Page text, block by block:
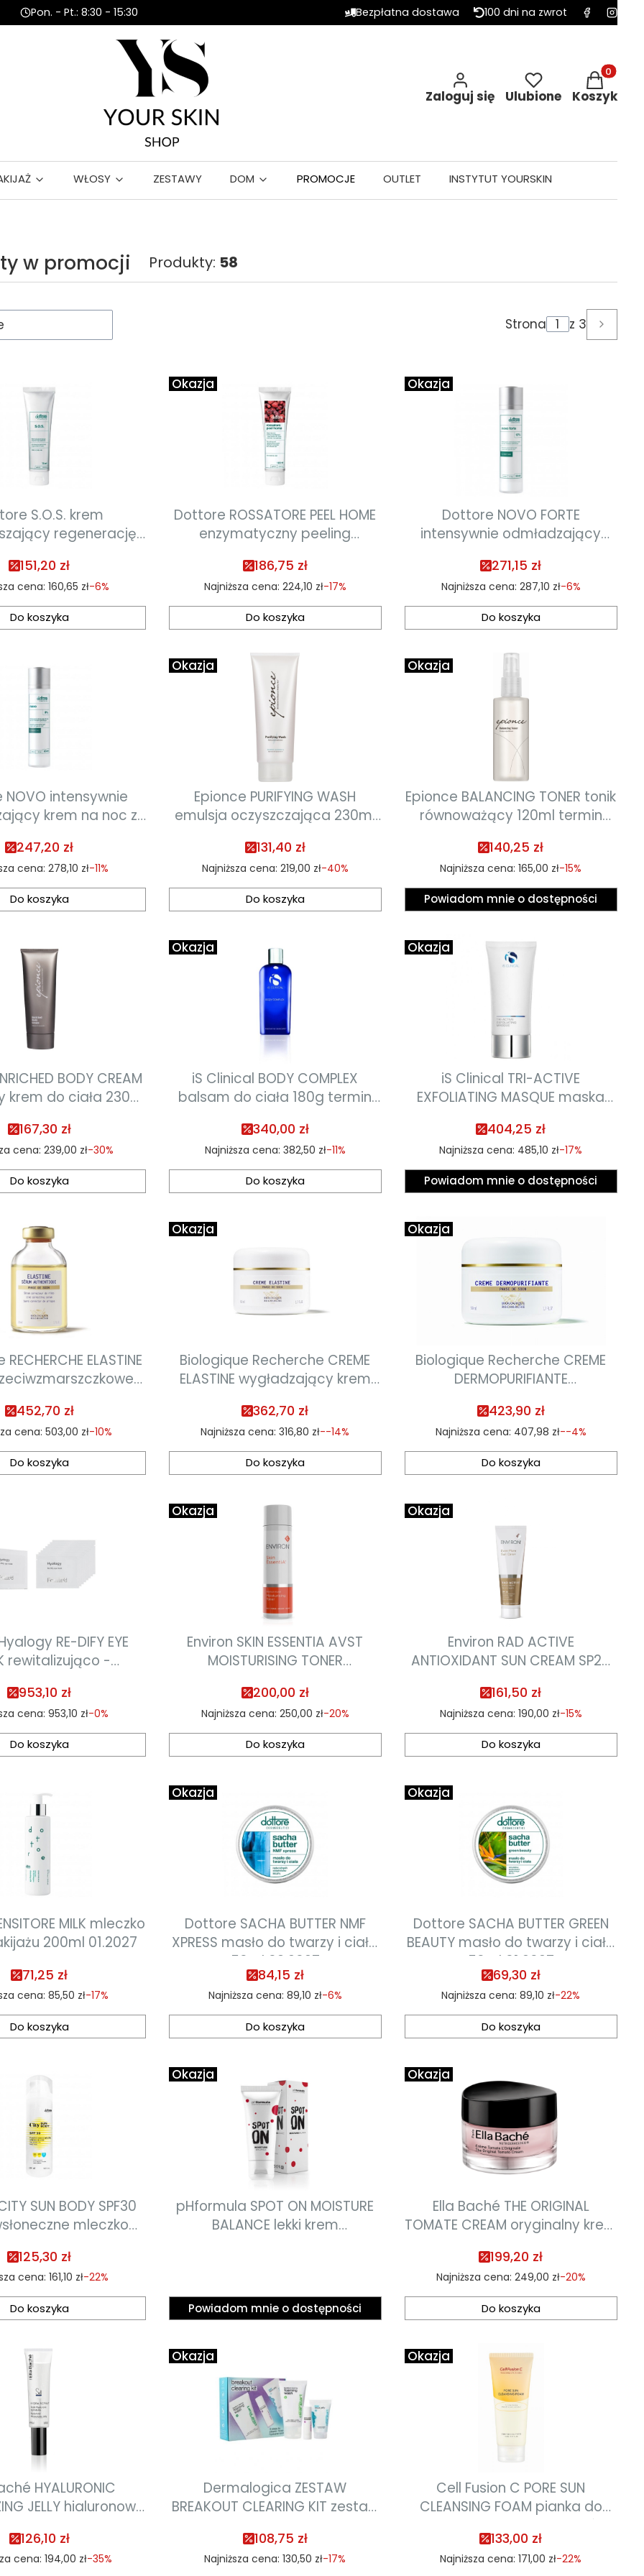
Pon. - Pt.: 8:30 - 15:30 Bezpłatna dostawa 100 dni na zwrot
Zaloguj się Ulubione
Produkty
Koszyk
WŁOSY ZESTAWY DOM PROMOCJE OUTLET INSTYTUT YOURSKIN
w promocji Produkty: 58
Strona z 3
S.O.S. krem
regenerację
termin ważności
13.02.2027
151,20 zł
cena: 160,65 zł-6%
Do koszyka
Okazja
Dottore ROSSATORE PEEL HOME
enzymatyczny peeling
dla skóry wrażliwej i
naczyniowej 100ml termin
ważności 02.2027
186,75 zł
Najniższa cena: 224,10 zł-17%
Do koszyka
Okazja
Dottore NOVO FORTE
intensywnie odmładzający
glikolowym 50ml 02.2027
271,15 zł
Najniższa cena: 287,10 zł-6%
Do koszyka
intensywnie
krem na noc z
23.03.2027)
247,20 zł
cena: 278,10 zł-11%
Do koszyka
Okazja
Epionce PURIFYING WASH
emulsja oczyszczająca 230ml
131,40 zł
Najniższa cena: 219,00 zł-40%
Do koszyka
Okazja
Epionce BALANCING TONER tonik
równoważący 120ml termin
140,25 zł
Najniższa cena: 165,00 zł-15%
Powiadom mnie o dostępności
BODY CREAM
krem do ciała 230g
167,30 zł
cena: 239,00 zł-30%
Do koszyka
Okazja
iS Clinical BODY COMPLEX
balsam do ciała 180g termin
340,00 zł
Najniższa cena: 382,50 zł-11%
Do koszyka
Okazja
iS Clinical TRI-ACTIVE
EXFOLIATING MASQUE maska
przeciwstarzeniowym 120g
termin ważności 03.2027
404,25 zł
Najniższa cena: 485,10 zł-17%
Powiadom mnie o dostępności
ELASTINE
i
452,70 zł
cena: 503,00 zł-10%
Do koszyka
Okazja
Biologique Recherche CREME
ELASTINE wygładzający krem
362,70 zł
Najniższa cena: 316,80 zł--14%
Do koszyka
Okazja
Biologique Recherche CREME
DERMOPURIFIANTE
trądzikowej 50ml
423,90 zł
Najniższa cena: 407,98 zł--4%
Do koszyka
RE-DIFY EYE
rewitalizująco -
oczu 8szt
953,10 zł
cena: 953,10 zł-0%
Do koszyka
Okazja
Environ SKIN ESSENTIA AVST
MOISTURISING TONER
200ml termin ważności 01.2027
200,00 zł
Najniższa cena: 250,00 zł-20%
Do koszyka
Okazja
Environ RAD ACTIVE
ANTIOXIDANT SUN CREAM SP20
(termin ważności 05.2027)
161,50 zł
Najniższa cena: 190,00 zł-15%
Do koszyka
MILK mleczko
200ml 01.2027
71,25 zł
cena: 85,50 zł-17%
Do koszyka
Okazja
Dottore SACHA BUTTER NMF
XPRESS masło do twarzy i ciała
50ml 03.2027
84,15 zł
Najniższa cena: 89,10 zł-6%
Do koszyka
Okazja
Dottore SACHA BUTTER GREEN
BEAUTY masło do twarzy i ciała
50ml 01.2027
69,30 zł
Najniższa cena: 89,10 zł-22%
Do koszyka
SUN BODY SPF30
mleczko
05.2027
125,30 zł
cena: 161,10 zł-22%
Do koszyka
Okazja
pHformula SPOT ON MOISTURE
BALANCE lekki krem
Powiadom mnie o dostępności
Okazja
Ella Baché THE ORIGINAL
TOMATE CREAM oryginalny krem
199,20 zł
Najniższa cena: 249,00 zł-20%
Do koszyka
HYALURONIC
JELLY hialuronowy
126,10 zł
cena: 194,00 zł-35%
Okazja
Dermalogica ZESTAW
BREAKOUT CLEARING KIT zestaw
linii Clear Start 75 ml + 10 ml +
25 ml termin ważności 12.2026
108,75 zł
Najniższa cena: 130,50 zł-17%
Okazja
Cell Fusion C PORE SUN
CLEANSING FOAM pianka do
oczyszczania twarzy z filtrów
przeciwsłonecznych 150ml
termin ważności 03.2027
133,00 zł
Najniższa cena: 171,00 zł-22%